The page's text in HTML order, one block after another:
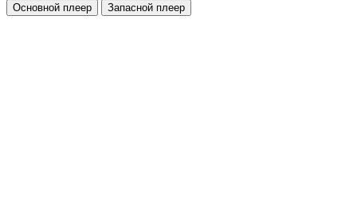
Основной плеер Запасной плеер